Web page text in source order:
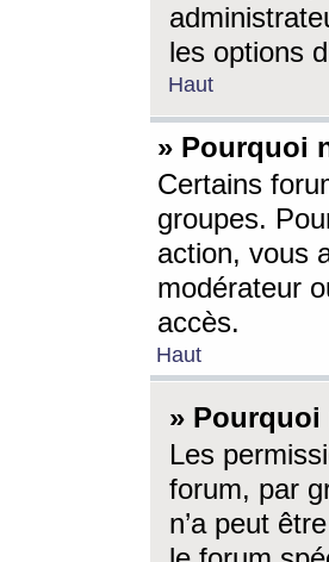
les options
Haut
» Pourquoi
Certains
groupes.
action, vous
modérateur
accès.
Haut
»
Les
forum, par
n’a peut